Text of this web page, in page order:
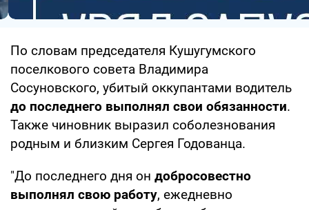
По словам председателя Кушугумского
поселкового совета Владимира
Сосуновского, убитый оккупантами водитель
до последнего выполнял свои обязанности.
Также чиновник выразил соболезнования
родным и близким Сергея Годованца.
"До последнего дня он добросовестно
выполнял свою работу, ежедневно